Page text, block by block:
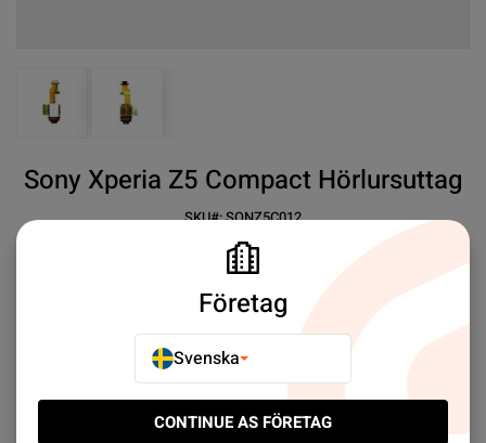
View larger imageView larger image
Sony Xperia Z5 Compact Hörlursuttag
SKU#:SONZ5C012
SEK 49.00 5
LÄGG TILL I JÄMFÖR
Företag
Svenska
CONTINUE AS FÖRETAG